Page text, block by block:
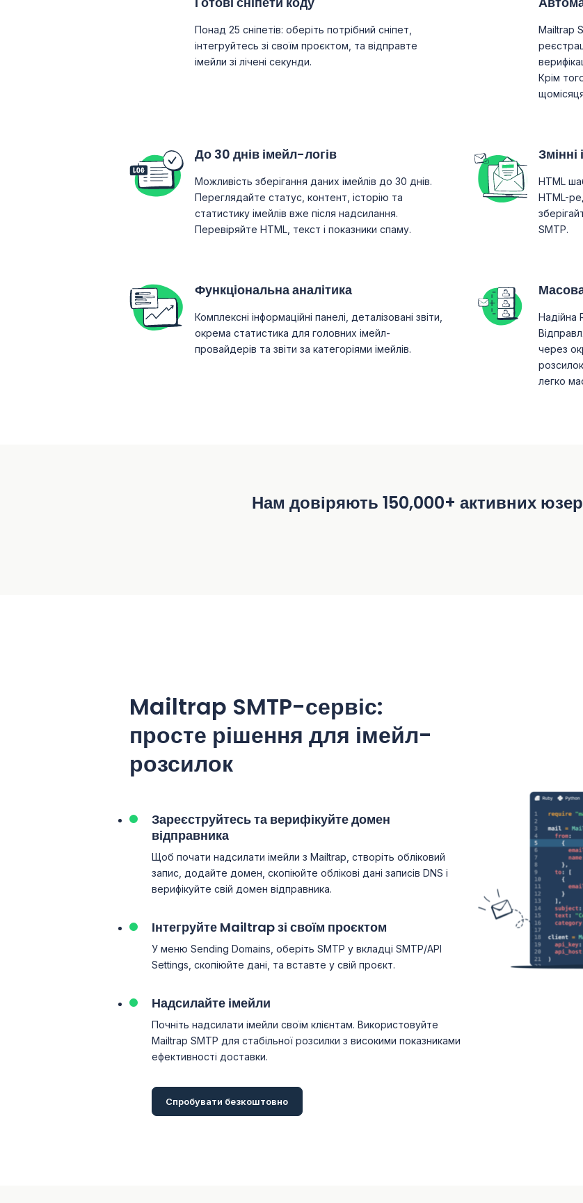
Понад 25 сніпетів: оберіть потрібний сніпет,
інтегруйтесь зі своїм проєктом, та відправте
імейли зі лічені секунди.
Mailtrap
Крім
До 30 днів імейл-логів
Можливість зберігання даних імейлів до 30 днів.
Переглядайте статус, контент, історію та
статистику імейлів вже після надсилання.
Перевіряйте HTML, текст і показники спаму.
HTML
HTML-
SMTP.
Функціональна аналітика
Комплексні інформаційні панелі, деталізовані звіти,
окрема статистика для головних імейл-
провайдерів та звіти за категоріями імейлів.
Надійна
через
легко
Нам довіряють 150,000+ активних
Mailtrap SMTP-сервіс:
просте рішення для імейл-
розсилок
Зареєструйтесь та верифікуйте домен
відправника
Щоб почати надсилати імейли з Mailtrap, створіть обліковий
запис, додайте домен, скопіюйте облікові дані записів DNS і
верифікуйте свій домен відправника.
Інтегруйте Mailtrap зі своїм проєктом
У меню Sending Domains, оберіть SMTP у вкладці SMTP/API
Settings, скопіюйте дані, та вставте у свій проєкт.
Надсилайте імейли
Почніть надсилати імейли своїм клієнтам. Використовуйте
Mailtrap SMTP для стабільної розсилки з високими показниками
ефективності доставки.
Спробувати безкоштовно